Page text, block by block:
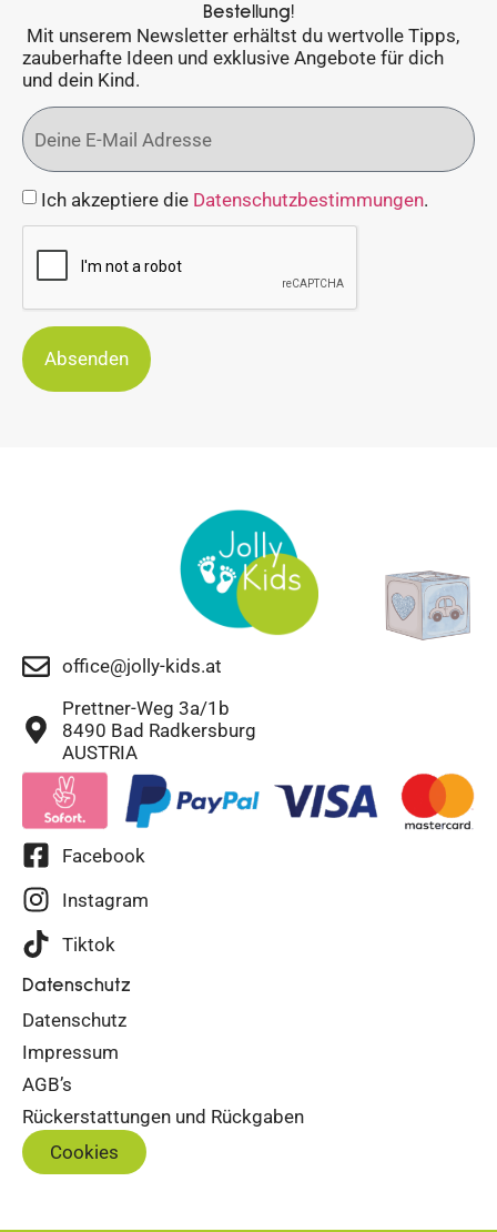
Bestellung!
Mit unserem Newsletter erhältst du wertvolle Tipps,
zauberhafte Ideen und exklusive Angebote für dich
und dein Kind.
Ich akzeptiere die Datenschutzbestimmungen.
Absenden
office@jolly-kids.at
Prettner-Weg 3a/1b
8490 Bad Radkersburg
AUSTRIA
Facebook
Instagram
Tiktok
Datenschutz
Datenschutz
Impressum
AGB’s
Rückerstattungen und Rückgaben
Cookies